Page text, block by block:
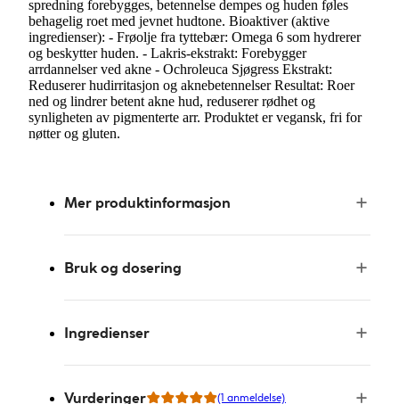
spredning forebygges, betennelse dempes og huden føles
behagelig roet med jevnet hudtone. Bioaktiver (aktive
ingredienser): - Frøolje fra tyttebær: Omega 6 som hydrerer
og beskytter huden. - Lakris-ekstrakt: Forebygger
arrdannelser ved akne - Ochroleuca Sjøgress Ekstrakt:
Reduserer hudirritasjon og aknebetennelser Resultat: Roer
ned og lindrer betent akne hud, reduserer rødhet og
synligheten av pigmenterte arr. Produktet er vegansk, fri for
nøtter og gluten.
Mer produktinformasjon
Bruk og dosering
Ingredienser
Vurderinger (1 anmeldelse)